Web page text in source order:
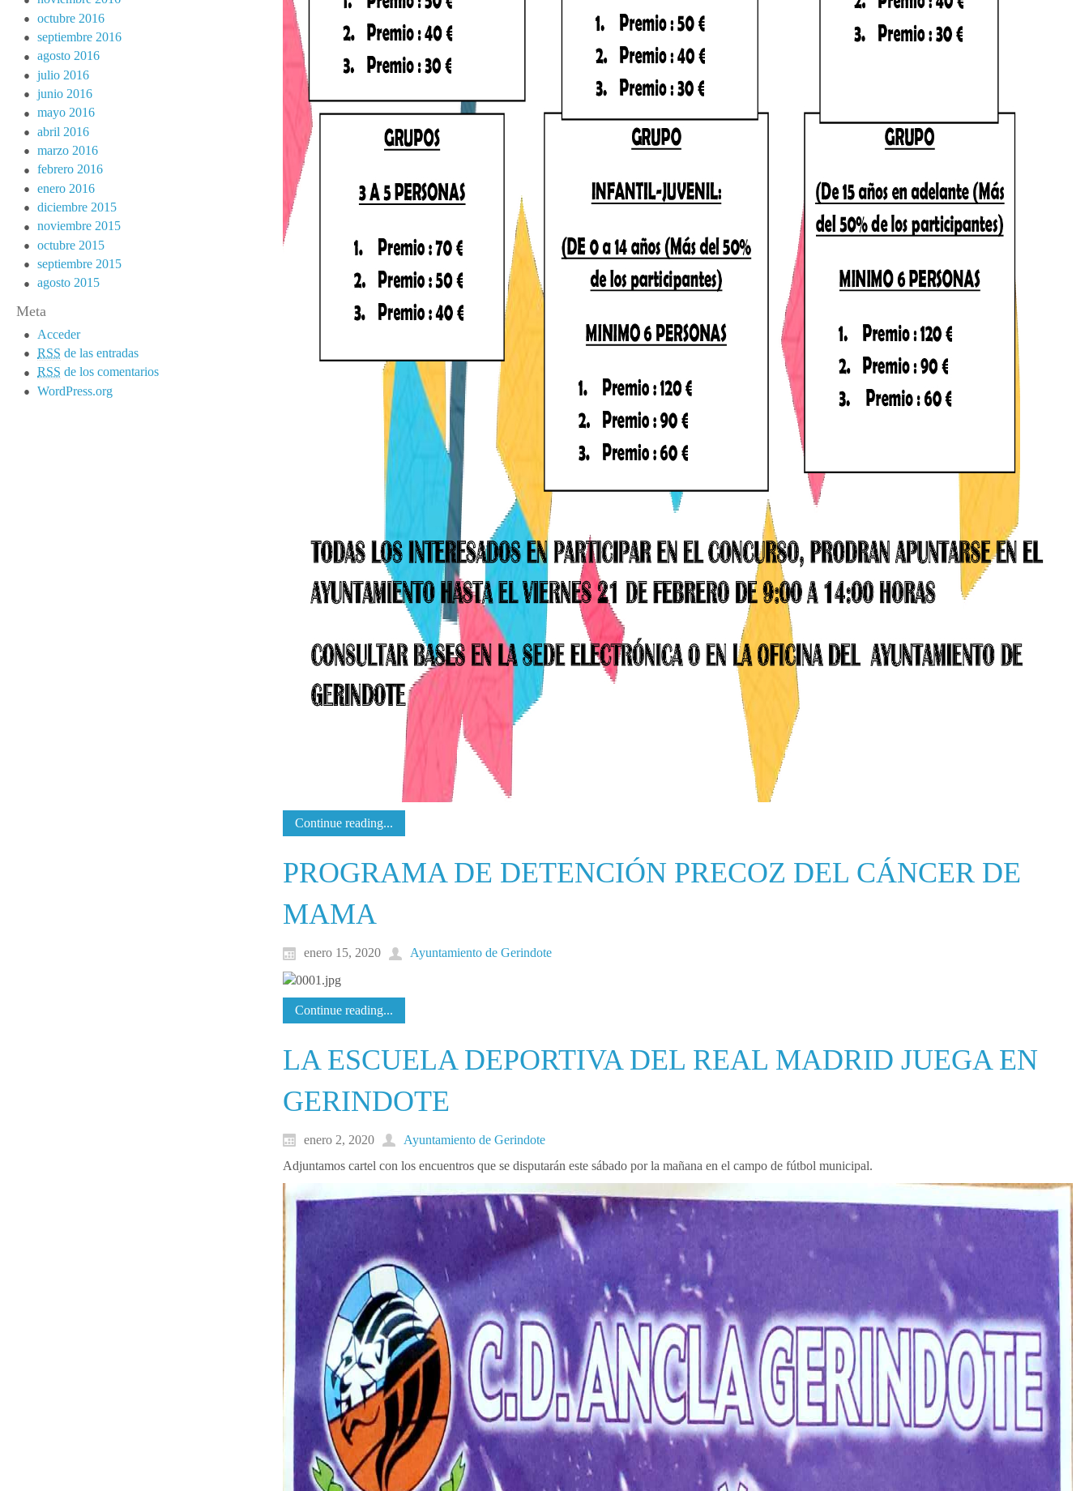
octubre 2016
septiembre 2016
agosto 2016
julio 2016
junio 2016
mayo 2016
abril 2016
marzo 2016
febrero 2016
enero 2016
diciembre 2015
noviembre 2015
octubre 2015
septiembre 2015
agosto 2015
Meta
Acceder
RSS de las entradas
RSS de los comentarios
WordPress.org
Continue reading...
PROGRAMA DE DETENCIÓN PRECOZ DEL CÁNCER DE
MAMA
enero 15, 2020 Ayuntamiento de Gerindote
Continue reading...
LA ESCUELA DEPORTIVA DEL REAL MADRID JUEGA EN
GERINDOTE
enero 2, 2020
Ayuntamiento de Gerindote
Adjuntamos cartel con los encuentros que se disputarán este sábado por la mañana en el campo de fútbol municipal.